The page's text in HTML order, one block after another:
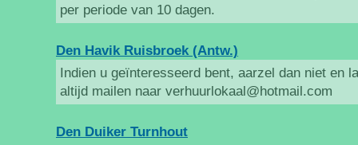
per periode van 10 dagen.
Den Havik Ruisbroek (Antw.)
Indien u geïnteresseerd bent, aarzel dan niet en
altijd mailen naar verhuurlokaal@hotmail.com
Den Duiker Turnhout